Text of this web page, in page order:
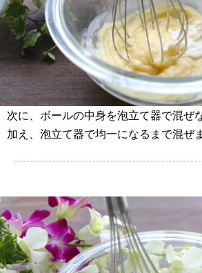
次に、ボールの中身を泡立て器で混ぜ
加え、泡立て器で均一になるまで混ぜ